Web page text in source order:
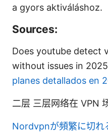
a gyors aktiváláshoz.
Sources:
Does youtube detect
without issues in 2025
planes detallados en
二层 三层网络在 VPN
Nordvpnが頻繁に切れ